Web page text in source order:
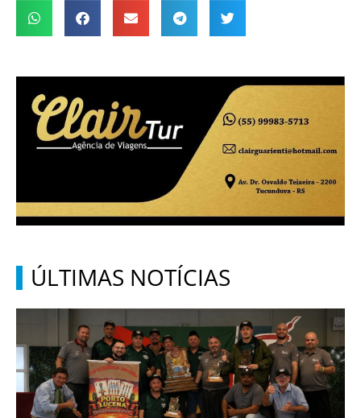
ÚLTIMAS NOTÍCIAS